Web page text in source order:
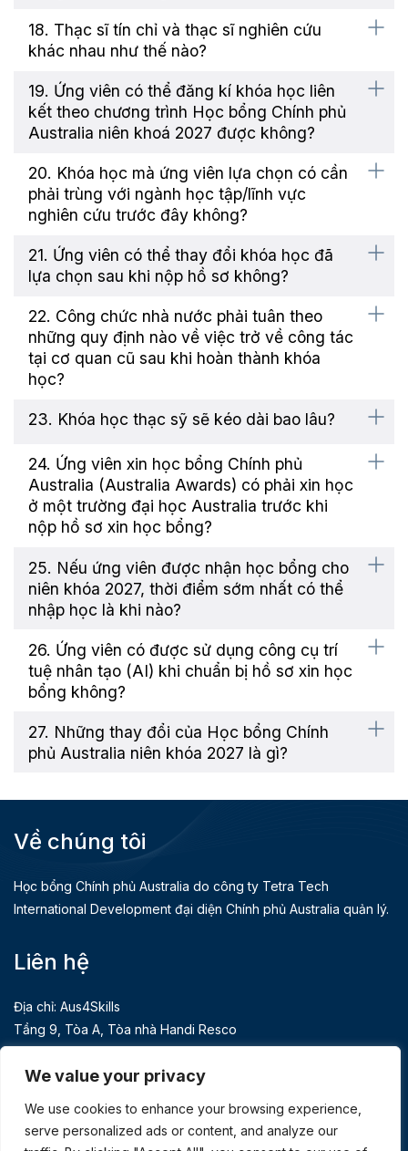
We value your privacy
We use cookies to enhance your browsing experience,
serve personalized ads or content, and analyze our
18. Thạc sĩ tín chỉ và thạc sĩ nghiên cứu
khác nhau như thế nào?
19. Ứng viên có thể đăng kí khóa học liên
kết theo chương trình Học bổng Chính phủ
Australia niên khoá 2027 được không?
20. Khóa học mà ứng viên lựa chọn có cần
phải trùng với ngành học tập/lĩnh vực
nghiên cứu trước đây không?
21. Ứng viên có thể thay đổi khóa học đã
lựa chọn sau khi nộp hồ sơ không?
22. Công chức nhà nước phải tuân theo
những quy định nào về việc trở về công tác
tại cơ quan cũ sau khi hoàn thành khóa
học?
23. Khóa học thạc sỹ sẽ kéo dài bao lâu?
24. Ứng viên xin học bổng Chính phủ
Australia (Australia Awards) có phải xin học
ở một trường đại học Australia trước khi
nộp hồ sơ xin học bổng?
25. Nếu ứng viên được nhận học bổng cho
niên khóa 2027, thời điểm sớm nhất có thể
nhập học là khi nào?
26. Ứng viên có được sử dụng công cụ trí
tuệ nhân tạo (AI) khi chuẩn bị hồ sơ xin học
bổng không?
27. Những thay đổi của Học bổng Chính
phủ Australia niên khóa 2027 là gì?
Về chúng tôi
Học bổng Chính phủ Australia do công ty Tetra Tech
International Development đại diện Chính phủ Australia quản lý.
Liên hệ
Địa chỉ: Aus4Skills
Tầng 9, Tòa A, Tòa nhà Handi Resco
Điện thoại: 84 24 3939 3991